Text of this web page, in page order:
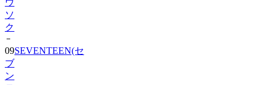
ク
09
ブ
ン
テ
ィ